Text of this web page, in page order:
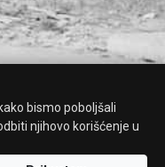
bismo poboljšali
njihovo korišćenje u